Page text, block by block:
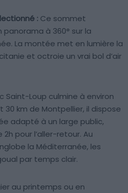
: Ce sommet
à 360° sur la
La montée met en lumière la
et octroie un vrai bol d’air
Saint-Loup culmine à environ
30 km de Montpellier, il dispose
adapté à un large public,
pour l’aller-retour. Au
la Méditerranée, les
par temps clair.
au printemps ou en